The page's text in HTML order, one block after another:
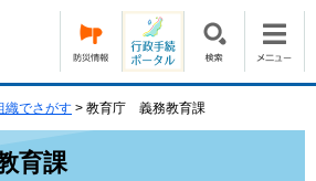
織でさがす > 教育庁 義務教育課
育課